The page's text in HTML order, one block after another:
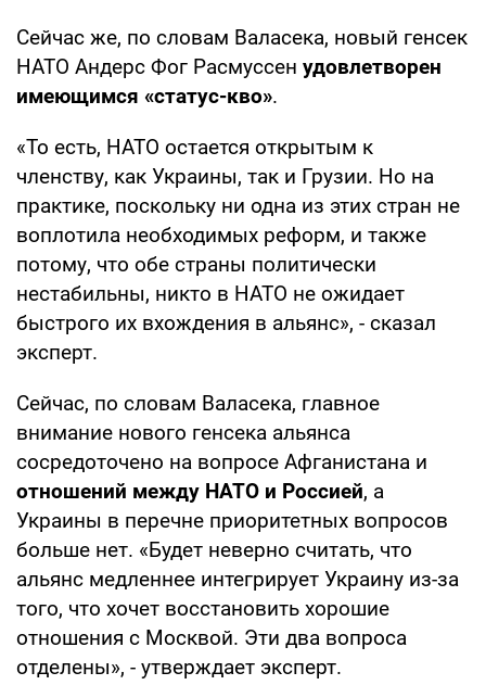
Сейчас же, по словам Валасека, новый генсек
НАТО Андерс Фог Расмуссен удовлетворен
имеющимся «статус-кво».
«То есть, НАТО остается открытым к
членству, как Украины, так и Грузии. Но на
практике, поскольку ни одна из этих стран не
воплотила необходимых реформ, и также
потому, что обе страны политически
нестабильны, никто в НАТО не ожидает
быстрого их вхождения в альянс», - сказал
эксперт.
Сейчас, по словам Валасека, главное
внимание нового генсека альянса
сосредоточено на вопросе Афганистана и
отношений между НАТО и Россией, а
Украины в перечне приоритетных вопросов
больше нет. «Будет неверно считать, что
альянс медленнее интегрирует Украину из-за
того, что хочет восстановить хорошие
отношения с Москвой. Эти два вопроса
отделены», - утверждает эксперт.